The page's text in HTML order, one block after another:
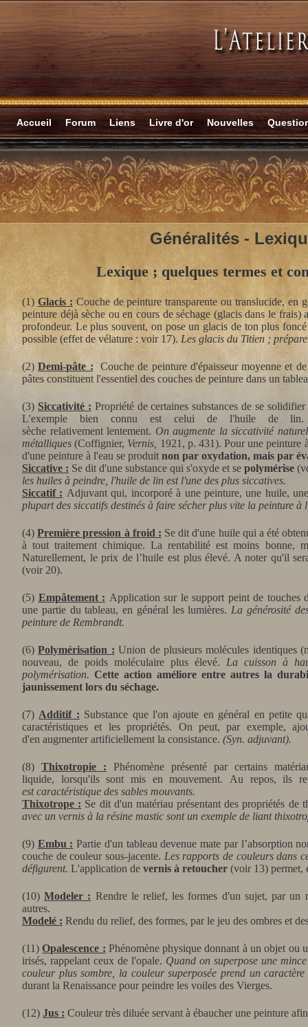
Accueil Forum Liens Livre d'or Nouvelles
Généralités -
Lexique ; quelques termes et
(1) Glacis :Couche de peinture transparente ou translucide, en
peinture déjà sèche ou en cours de séchage (glacis dans le
profondeur. Le plus souvent, on pose un glacis de ton plus
possible (effet de vélature : voir 17). Les glacis du Titien ;
(2)Demi-pâte : Couche de peinture d'épaisseur moyenne et
pâtes constituent l'essentiel des couches de peinture dans un
(3) Siccativité : Propriété de certaines substances de se solidifier
L'exemple bien connu est celui de l'huile de
sèche relativement lentement. On augmente la siccativité
métalliques (Coffignier, Vernis, 1921, p. 431). Pour une peinture
d'une peinture à l'eau se produit non par oxydation, mais par
Siccative : Se dit d'une substance qui s'oxyde et se polymérise
les huiles à peindre, l'huile de lin est l'une des plus siccatives.
Siccatif : Adjuvant qui, incorporé à une peinture, une huile,
plupart des siccatifs destinés à faire sécher plus vite la peinture à
(4) Première pression à froid : Se dit d'une huile qui a été
à tout traitement chimique. La rentabilité est moins bonne,
Naturellement, le prix de l’huile est plus élevé. A noter qu'il
(voir 20).
(5) Empâtement : Application sur le support peint de touches
une partie du tableau, en général les lumières. La générosité
peinture de Rembrandt.
(6)Polymérisation : Union de plusieurs molécules identiques
nouveau, de poids moléculaire plus élevé. La cuisson à
polymérisation. Cette action améliore entre autres la
jaunissement lors du séchage.
(7) Additif : Substance que l'on ajoute en général en petite
caractéristiques et les propriétés. On peut, par exemple,
d'en augmenter artificiellement la consistance. (Syn. adjuvant).
(8) Thixotropie : Phénomène présenté par certains
liquide, lorsqu'ils sont mis en mouvement. Au repos, ils
est caractéristique des sables mouvants.
Thixotrope : Se dit d'un matériau présentant des propriétés de
avec un vernis à la résine mastic sont un exemple de liant
(9) Embu : Partie d'un tableau devenue mate par l’absorption
couche de couleur sous-jacente. Les rapports de couleurs dans
défigurent. L'application de vernis à retoucher (voir 13) permet,
(10)Modeler : Rendre le relief, les formes d'un sujet, par un
autres.
Modelé : Rendu du relief, des formes, par le jeu des ombres et
(11)Opalescence : Phénomène physique donnant à un objet ou
irisés, rappelant ceux de l'opale. Quand on superpose une
couleur plus sombre, la couleur superposée prend un caractère
durant la Renaissance pour peindre les voiles des Vierges.
(12) Jus : Couleur très diluée servant à ébaucher une peinture